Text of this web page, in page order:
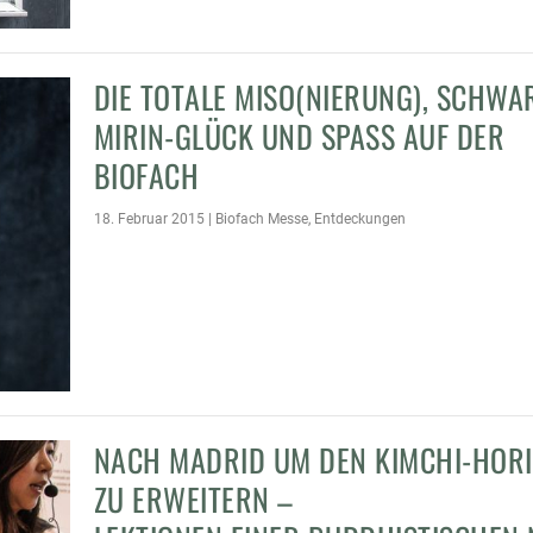
DIE TOTALE MISO(NIERUNG),
MIRIN-GLÜCK UND SPASS AUF DER B
IOFACH
18. Februar 2015| Biofach Messe, Entdeckungen
NACH MADRID UM DEN KIMCHI-
ZU ERWEITERN –